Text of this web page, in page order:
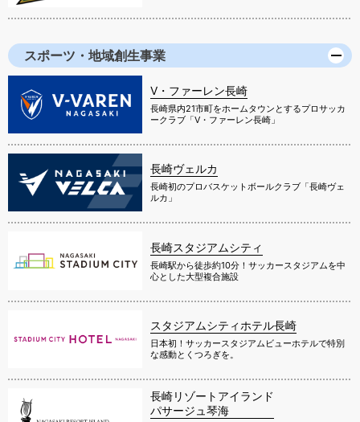
スポーツ・地域創生事業
V・ファーレン長崎
長崎県内21市町をホームタウンとするプロサッカ
ークラブ「V・ファーレン長崎」
長崎ヴェルカ
長崎初のプロバスケットボールクラブ「長崎ヴェ
ルカ」
長崎スタジアムシティ
長崎駅から徒歩約10分！サッカースタジアムを中
心とした大型複合施設
スタジアムシティホテル長崎
日本初！サッカースタジアムビューホテルで特別
な感動とくつろぎを。
長崎リゾートアイランド
パサージュ琴海